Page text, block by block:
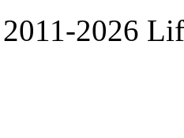
2026